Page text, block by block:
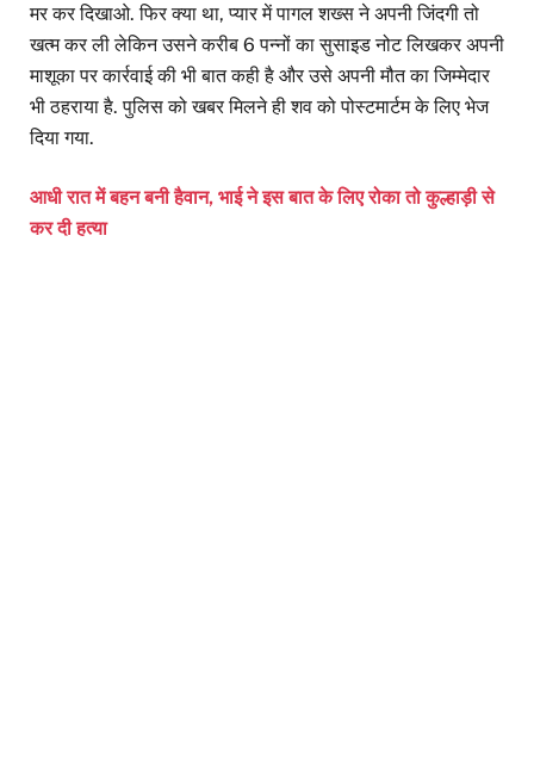
मर कर दिखाओ. फिर क्या था, प्यार में पागल शख्स ने अपनी जिंदगी तो
खत्म कर ली लेकिन उसने करीब 6 पन्नों का सुसाइड नोट लिखकर अपनी
माशूका पर कार्रवाई की भी बात कही है और उसे अपनी मौत का जिम्मेदार
भी ठहराया है. पुलिस को खबर मिलने ही शव को पोस्टमार्टम के लिए भेज
दिया गया.
आधी रात में बहन बनी हैवान, भाई ने इस बात के लिए रोका तो कुल्हाड़ी से
कर दी हत्या